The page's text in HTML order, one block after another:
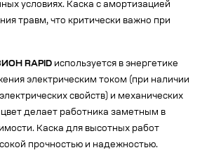
условиях. Каска с амортизацией
травм, что критически важно при
RAPID используется в энергетике
электрическим током (при наличии
свойств) и механических
делает работника заметным в
Каска для высотных работ
прочностью и надежностью.